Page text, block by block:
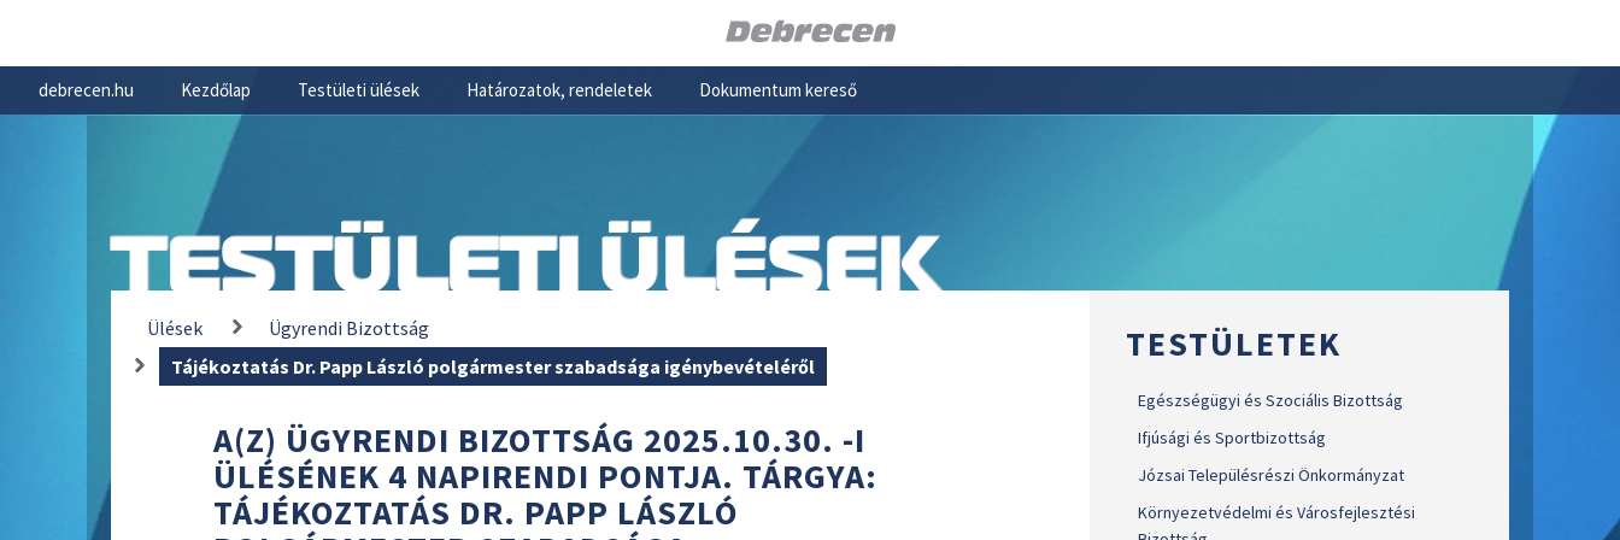
debrecen.hu Kezdőlap Testületi ülések Határozatok, rendeletek Dokumentum kereső
TESTÜLETI ÜLÉSEK
Ülések
Ügyrendi Bizottság
Tájékoztatás Dr. Papp László polgármester szabadsága igénybevételéről
A(Z) ÜGYRENDI BIZOTTSÁG 2025.10.30. -I
ÜLÉSÉNEK 4 NAPIRENDI PONTJA. TÁRGYA:
TÁJÉKOZTATÁS DR. PAPP LÁSZLÓ
TESTÜLETEK
Egészségügyi és Szociális Bizottság
Ifjúsági és Sportbizottság
Józsai Településrészi Önkormányzat
Környezetvédelmi és Városfejlesztési